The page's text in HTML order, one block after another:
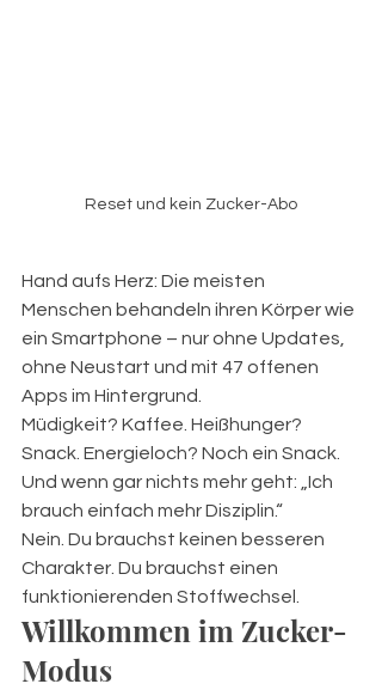
Reset und kein Zucker-Abo
Hand aufs Herz: Die meisten
Menschen behandeln ihren Körper wie
ein Smartphone – nur ohne Updates,
ohne Neustart und mit 47 offenen
Apps im Hintergrund.
Müdigkeit? Kaffee. Heißhunger?
Snack. Energieloch? Noch ein Snack.
Und wenn gar nichts mehr geht: „Ich
brauch einfach mehr Disziplin.“
Nein. Du brauchst keinen besseren
Charakter. Du brauchst einen
funktionierenden Stoffwechsel.
Willkommen im Zucker-
Modus